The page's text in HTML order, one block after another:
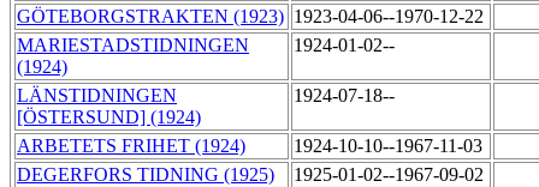
GÖTEBORGSTRAKTEN (1923) 1923-04-06--1970-12-22
MARIESTADSTIDNINGEN
(1924)
1924-01-02--
LÄNSTIDNINGEN
[ÖSTERSUND] (1924)
1924-07-18--
ARBETETS FRIHET (1924)
1924-10-10--1967-11-03
DEGERFORS TIDNING (1925)
1925-01-02--1967-09-02